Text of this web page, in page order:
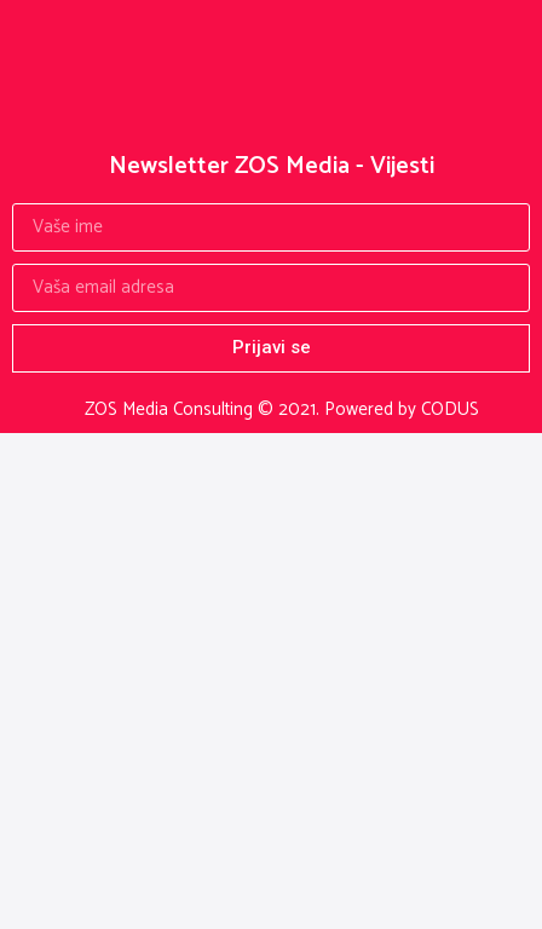
ZOS Media Consulting © 2021. Powered by CODUS
Newsletter ZOS Media - Vijesti
Prijavi se